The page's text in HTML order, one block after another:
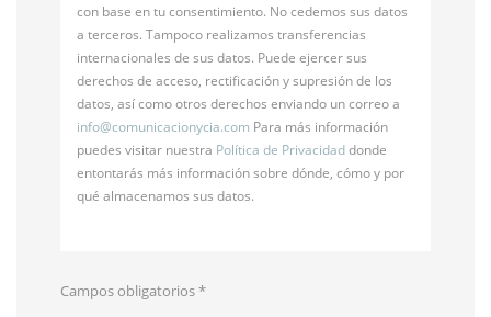
con base en tu consentimiento. No cedemos sus datos
a terceros. Tampoco realizamos transferencias
internacionales de sus datos. Puede ejercer sus
derechos de acceso, rectificación y supresión de los
datos, así como otros derechos enviando un correo a
info@comunicacionycia.com Para más información
puedes visitar nuestra Política de Privacidaddonde
entontarás más información sobre dónde, cómo y por
qué almacenamos sus datos.
Campos obligatorios*